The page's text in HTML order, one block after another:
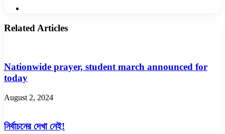
Related Articles
Nationwide prayer, student march announced for
today
August 2, 2024
নির্বাচনের দেখা নেই!